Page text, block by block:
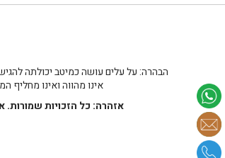
הבהרה: על עלים עושה כמיטב יכולתה
אינו מהווה ואינו מחליף
אזהרה: כל הזכויות